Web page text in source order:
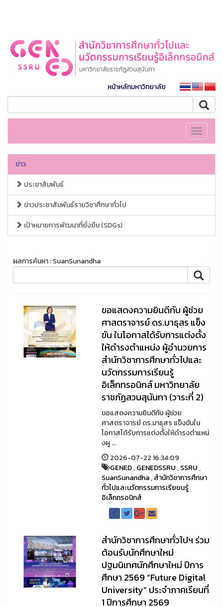
หน้าหลักมหาวิทยาลัย
Toggle
ข่าว
ประชาสัมพันธ์
ข่าวประชาสัมพันธ์รายวิชาศึกษาทั่วไป
เป้าหมายการพัฒนาที่ยั่งยืน (SDGs)
ผลการค้นหา : SuanSunandha
ขอแสดงความยินดีกับ ผู้ช่วย
ศาสตราจารย์ ดร.มาธุสร แข็ง
ขัน ในโอกาสได้รับการแต่งตั้ง
ให้ดำรงตำแหน่ง ผู้อำนวยการ
สำนักวิชาการศึกษาทั่วไปและ
นวัตกรรมการเรียนรู้
อิเล็กทรอนิกส์ มหาวิทยาลัย
ราชภัฏสวนสุนันทา (วาระที่ 2)
ขอแสดงความยินดีกับ ผู้ช่วย
ศาสตราจารย์ ดร.มาธุสร แข็งขันใน
โอกาสได้รับการแต่งตั้งให้ดำรงตำแหน่
งผู ...
2026-07-22 16:34:09
GENED,GENEDSSRU,SSRU,
SuanSunandha,สำนักวิชาการศึกษา
ทั่วไปและนวัตกรรมการเรียยนรู้
อิเล็กทรอนิกส์
สำนักวิชาการศึกษาทั่วไปฯ ร่วม
ต้อนรับนักศึกษาใหม่
ปฐมนิเทศนักศึกษาใหม่ ปีการ
ศึกษา 2569 “Future Digital
University” ประจำภาคเรียนที่
1 ปีการศึกษา 2569